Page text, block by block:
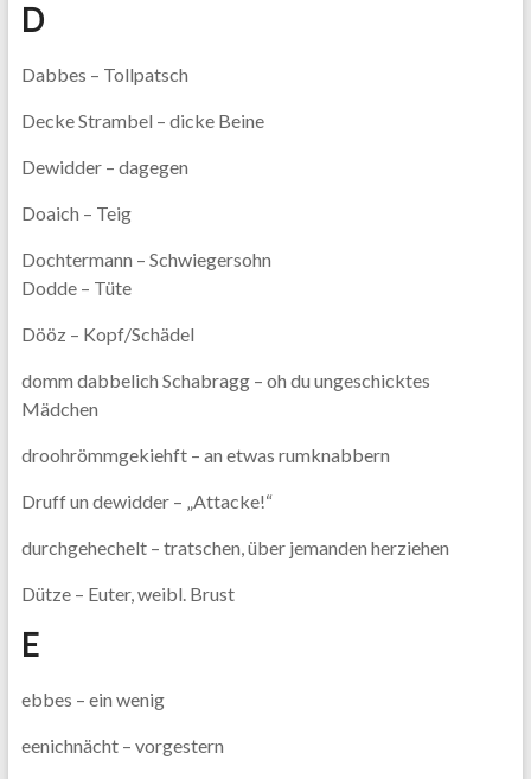
D
Dabbes – Tollpatsch
Decke Strambel – dicke Beine
Dewidder – dagegen
Doaich – Teig
Dochtermann – Schwiegersohn
Dodde – Tüte
Dööz – Kopf/Schädel
domm dabbelich Schabragg – oh du ungeschicktes
Mädchen
droohrömmgekiehft – an etwas rumknabbern
Druff un dewidder – „Attacke!“
durchgehechelt – tratschen, über jemanden herziehen
Dütze – Euter, weibl. Brust
E
ebbes – ein wenig
eenichnächt – vorgestern